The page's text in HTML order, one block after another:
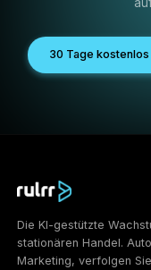
Mehr
Briefs erstellen,
Mit KI-
Strategie zum